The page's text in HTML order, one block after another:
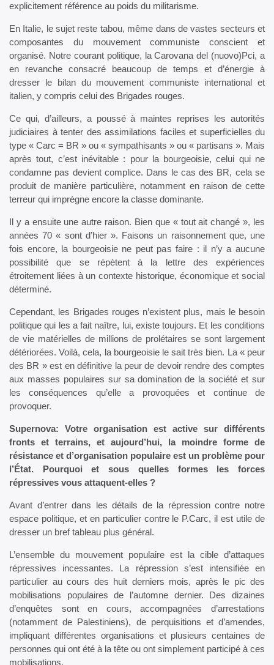
explicitement référence au poids du militarisme.
En Italie, le sujet reste tabou, même dans de vastes secteurs et
composantes du mouvement communiste conscient et
organisé. Notre courant politique, la Carovana del (nuovo)Pci, a
en revanche consacré beaucoup de temps et d’énergie à
dresser le bilan du mouvement communiste international et
italien, y compris celui des Brigades rouges.
Ce qui, d’ailleurs, a poussé à maintes reprises les autorités
judiciaires à tenter des assimilations faciles et superficielles du
type « Carc = BR » ou « sympathisants » ou « partisans ». Mais
après tout, c’est inévitable : pour la bourgeoisie, celui qui ne
condamne pas devient complice. Dans le cas des BR, cela se
produit de manière particulière, notamment en raison de cette
terreur qui imprègne encore la classe dominante.
Il y a ensuite une autre raison. Bien que « tout ait changé », les
années 70 « sont d’hier ». Faisons un raisonnement que, une
fois encore, la bourgeoisie ne peut pas faire : il n’y a aucune
possibilité que se répètent à la lettre des expériences
étroitement liées à un contexte historique, économique et social
déterminé.
Cependant, les Brigades rouges n’existent plus, mais le besoin
politique qui les a fait naître, lui, existe toujours. Et les conditions
de vie matérielles de millions de prolétaires se sont largement
détériorées. Voilà, cela, la bourgeoisie le sait très bien. La « peur
des BR » est en définitive la peur de devoir rendre des comptes
aux masses populaires sur sa domination de la société et sur
les conséquences qu’elle a provoquées et continue de
provoquer.
Supernova: Votre organisation est active sur différents
fronts et terrains, et aujourd’hui, la moindre forme de
résistance et d’organisation populaire est un problème pour
l’État. Pourquoi et sous quelles formes les forces
répressives vous attaquent-elles ?
Avant d’entrer dans les détails de la répression contre notre
espace politique, et en particulier contre le P.Carc, il est utile de
dresser un bref tableau plus général.
L’ensemble du mouvement populaire est la cible d’attaques
répressives incessantes. La répression s’est intensifiée en
particulier au cours des huit derniers mois, après le pic des
mobilisations populaires de l’automne dernier. Des dizaines
d’enquêtes sont en cours, accompagnées d’arrestations
(notamment de Palestiniens), de perquisitions et d’amendes,
impliquant différentes organisations et plusieurs centaines de
personnes qui ont été à la tête ou ont simplement participé à ces
mobilisations.